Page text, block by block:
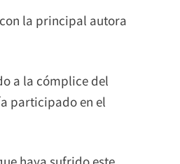
la principal autora
a la cómplice del
participado en el